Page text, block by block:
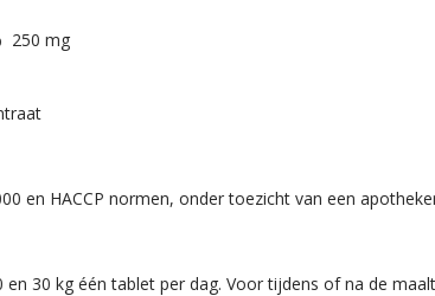
250 mg
en HACCP normen, onder toezicht van een
30 kg één tablet per dag. Voor tijdens of na de